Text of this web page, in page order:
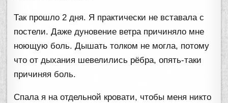
Так прошло 2 дня. Я практически не вставала с
постели. Даже дуновение ветра причиняло мне
ноющую боль. Дышать толком не могла, потому
что от дыхания шевелились рёбра, опять-таки
причиняя боль.
Спала я на отдельной кровати, чтобы меня никто